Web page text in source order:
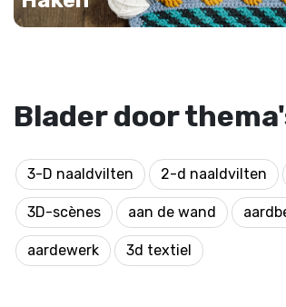
Blader door
3-D naaldvilten 2-d naaldvilten
3D-scènes aan de wand
aardewerk 3d textiel